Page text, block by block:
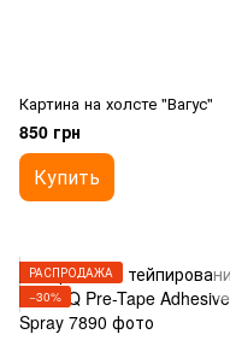
Картина на холсте "Вагус"
850 грн
Купить
РАСПРОДАЖА
−30%